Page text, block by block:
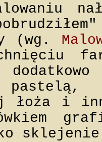
(wg.
pastelą,
łoża i
sklejenie